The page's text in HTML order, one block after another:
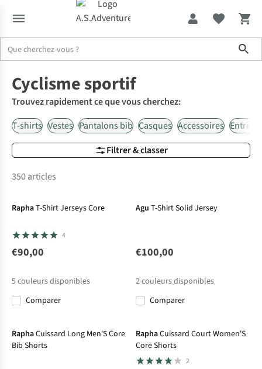
Cyclisme sportif
Filtrer & classer
Cyclisme sportif
Trouvez rapidement ce que vous cherchez:
T-shirts Vestes Pantalons bib Casques Accessoires
350 articles
RaphaT-Shirt Jerseys Core
4
€90,00
5couleurs disponibles
Comparer
Agu T-Shirt Solid Jersey
€100,00
2couleurs disponibles
Comparer
RaphaCuissard Long Men'S Core
Bib Shorts
RaphaCuissard Court Women'S
Core Shorts
2